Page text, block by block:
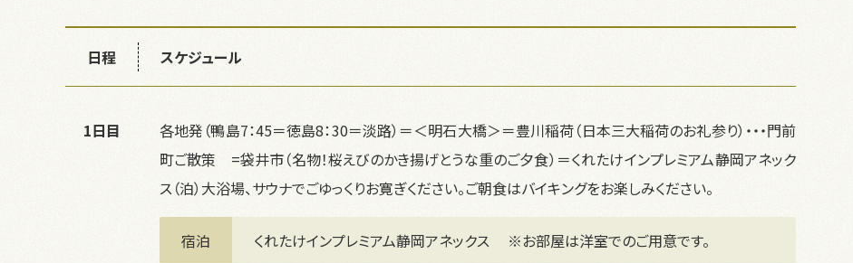
日程 スケジュール
1日目
各地発（鴨島7：45＝徳島8：30＝淡路）＝＜明石大橋＞＝豊川稲荷（日本三大稲荷のお礼参り）・・・門前
町ご散策　=袋井市（名物！桜えびのかき揚げとうな重のご夕食）＝くれたけインプレミアム静岡アネック
ス（泊）大浴場、サウナでごゆっくりお寛ぎください。ご朝食はバイキングをお楽しみください。
宿泊 くれたけインプレミアム静岡アネックス 　※お部屋は洋室でのご用意です。